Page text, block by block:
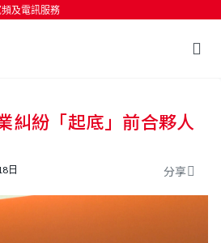
及電訊服務
按輸入鍵開始搜尋
糾紛「起底」前合夥人
日 分享